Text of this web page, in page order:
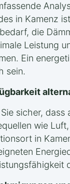
in Kamenz
die
Leistung
Ein
sein.
sicher, dass
wie
in